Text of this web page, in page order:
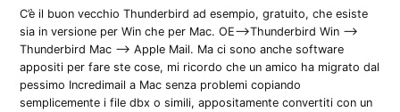
C’è il buon vecchio Thunderbird ad esempio, gratuito, che esiste
sia in versione per Win che per Mac. OE–>Thunderbird Win –>
Thunderbird Mac –> Apple Mail. Ma ci sono anche software
appositi per fare ste cose, mi ricordo che un amico ha migrato dal
pessimo Incredimail a Mac senza problemi copiando
semplicemente i file dbx o simili, appositamente convertiti con un